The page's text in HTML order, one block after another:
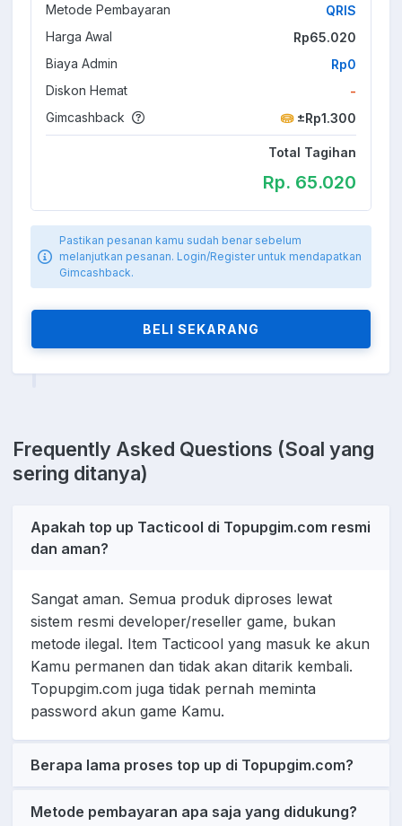
Metode Pembayaran
QRIS
Harga Awal
Rp65.020
Biaya Admin
Rp0
Diskon Hemat
-
Gimcashback
±Rp1.300
Total Tagihan
Rp. 65.020
Pastikan pesanan kamu sudah benar sebelum
melanjutkan pesanan. Login/Register untuk mendapatkan
Gimcashback.
BELI SEKARANG
Frequently Asked Questions (Soal yang
sering ditanya)
Apakah top up Tacticool di Topupgim.com resmi
dan aman?
Sangat aman. Semua produk diproses lewat
sistem resmi developer/reseller game, bukan
metode ilegal. Item Tacticool yang masuk ke akun
Kamu permanen dan tidak akan ditarik kembali.
Topupgim.com juga tidak pernah meminta
password akun game Kamu.
Berapa lama proses top up di Topupgim.com?
Metode pembayaran apa saja yang didukung?